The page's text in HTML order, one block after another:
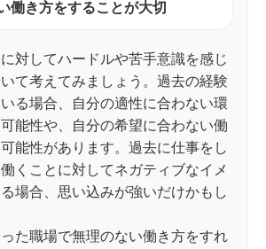
働き方をすることが大切
対してハードルや苦手意識を感じ
て考えてみましょう。過去の経験
る場合、自分の適性に合わない環
能性や、自分の希望に合わない働
能性があります。過去に仕事をし
くことに対してネガティブなイメ
場合、思い込みが強いだけかもし
た職場で無理のない働き方をすれ